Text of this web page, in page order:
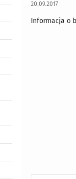
20.09.2017
Informacja o